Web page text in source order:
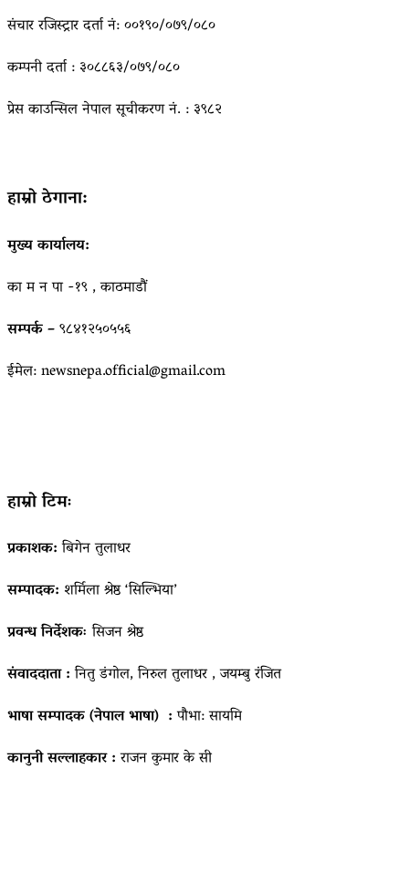
संचार रजिस्ट्रार दर्ता नं: ००१९०/०७९/०८०
कम्पनी दर्ता : ३०८८६३/०७९/०८०
प्रेस काउन्सिल नेपाल सूचीकरण नं. : ३९८२
हाम्रो ठेगाना:
मुख्य कार्यालय:
का म न पा -१९ , काठमाडौं
सम्पर्क –९८४१२५०५५६
ईमेल: newsnepa.official@gmail.com
हाम्रो टिमः
प्रकाशक:बिगेन तुलाधर
सम्पादक: शर्मिला श्रेष्ठ ‘सिल्भिया’
प्रवन्ध निर्देशकःसिजन श्रेष्ठ
संवाददाता :नितु डंगोल, निरुल तुलाधर , जयम्बु रंजित
भाषा सम्पादक (नेपाल भाषा) :पौभा: सायमि
कानुनी सल्लाहकार :राजन कुमार के सी